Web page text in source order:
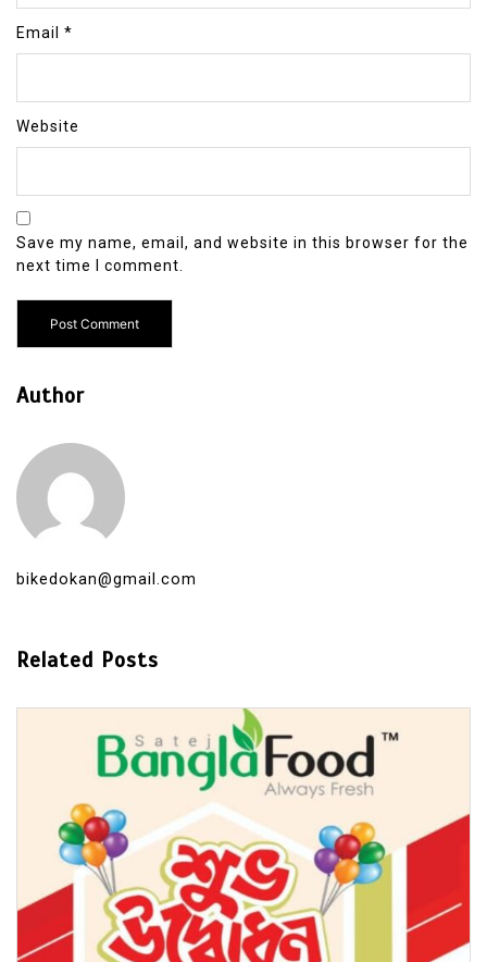
Email *
Website
Save my name, email, and website in this browser for the
next time I comment.
Author
bikedokan@gmail.com
Related Posts